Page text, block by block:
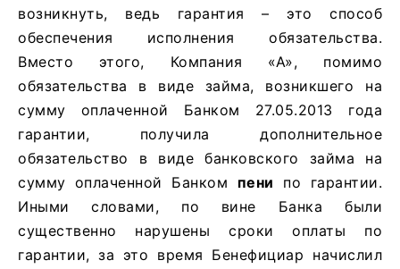
возникнуть, ведь гарантия – это способ
обеспечения исполнения обязательства.
Вместо этого, Компания «А», помимо
обязательства в виде займа, возникшего на
сумму оплаченной Банком 27.05.2013 года
гарантии, получила дополнительное
обязательство в виде банковского займа на
сумму оплаченной Банком пени по гарантии.
Иными словами, по вине Банка были
существенно нарушены сроки оплаты по
гарантии, за это время Бенефициар начислил